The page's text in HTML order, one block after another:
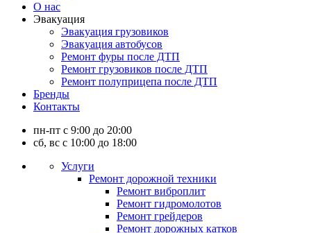
О нас
Эвакуация
Эвакуация грузовиков
Эвакуация автобусов
Ремонт фуры после ДТП
Ремонт грузовиков после ДТП
Ремонт полуприцепа после ДТП
Бренды
Контакты
пн-пт с 9:00 до 20:00
сб, вс с 10:00 до 18:00
Услуги
Ремонт дорожной техники
Ремонт виброплит
Ремонт гидромолотов
Ремонт грейдеров
Ремонт дорожных катков